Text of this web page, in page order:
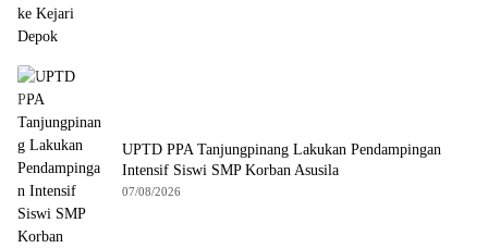
UPTD PPA Tanjungpinang Lakukan Pendampingan
Intensif Siswi SMP Korban Asusila
07/08/2026